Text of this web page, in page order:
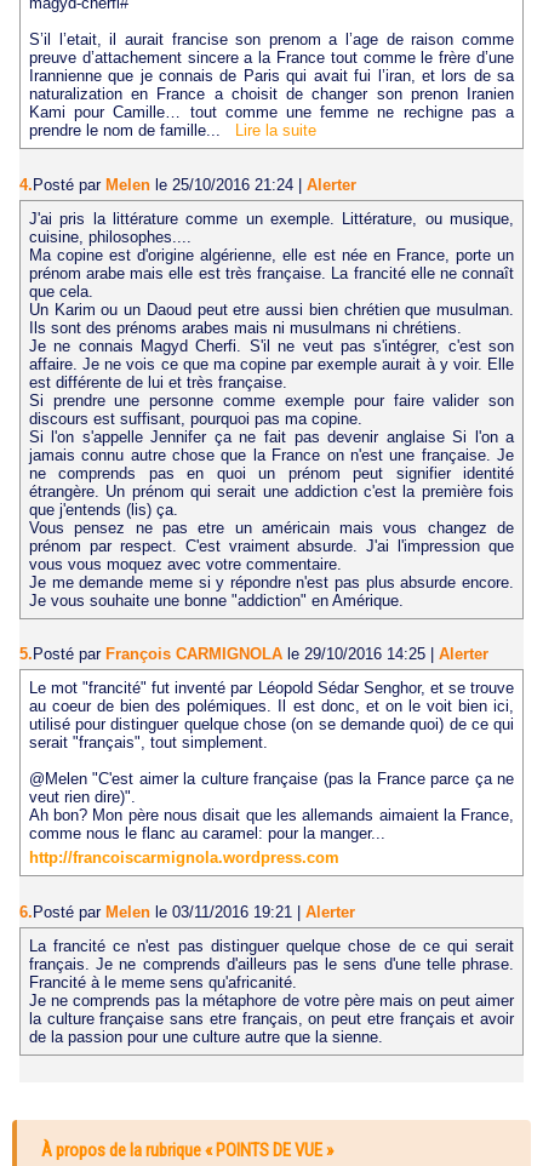
S’il l’etait, il aurait francise son prenom a l’age de raison comme
preuve d’attachement sincere a la France tout comme le frère d’une
Irannienne que je connais de Paris qui avait fui l’iran, et lors de sa
naturalization en France a choisit de changer son prenon Iranien
Kami pour Camille… tout comme une femme ne rechigne pas a
prendre le nom de famille...
Lire la suite
4. Posté par Melen le 25/10/2016 21:24
Alerter
J'ai pris la littérature comme un exemple. Littérature, ou musique,
cuisine, philosophes....
Ma copine est d'origine algérienne, elle est née en France, porte un
prénom arabe mais elle est très française. La francité elle ne connaît
que cela.
Un Karim ou un Daoud peut etre aussi bien chrétien que musulman.
Ils sont des prénoms arabes mais ni musulmans ni chrétiens.
Je ne connais Magyd Cherfi. S'il ne veut pas s'intégrer, c'est son
affaire. Je ne vois ce que ma copine par exemple aurait à y voir. Elle
est différente de lui et très française.
Si prendre une personne comme exemple pour faire valider son
discours est suffisant, pourquoi pas ma copine.
Si l'on s'appelle Jennifer ça ne fait pas devenir anglaise Si l'on a
jamais connu autre chose que la France on n'est une française. Je
ne comprends pas en quoi un prénom peut signifier identité
étrangère. Un prénom qui serait une addiction c'est la première fois
que j'entends (lis) ça.
Vous pensez ne pas etre un américain mais vous changez de
prénom par respect. C'est vraiment absurde. J'ai l'impression que
vous vous moquez avec votre commentaire.
Je me demande meme si y répondre n'est pas plus absurde encore.
Je vous souhaite une bonne "addiction" en Amérique.
5. Posté par François CARMIGNOLA le 29/10/2016 14:25
Alerter
Le mot "francité" fut inventé par Léopold Sédar Senghor, et se trouve
au coeur de bien des polémiques. Il est donc, et on le voit bien ici,
utilisé pour distinguer quelque chose (on se demande quoi) de ce qui
serait "français", tout simplement.
@Melen "C'est aimer la culture française (pas la France parce ça ne
veut rien dire)".
Ah bon? Mon père nous disait que les allemands aimaient la France,
comme nous le flanc au caramel: pour la manger...
http://francoiscarmignola.wordpress.com
6. Posté par Melen le 03/11/2016 19:21
Alerter
La francité ce n'est pas distinguer quelque chose de ce qui serait
français. Je ne comprends d'ailleurs pas le sens d'une telle phrase.
Francité à le meme sens qu'africanité.
Je ne comprends pas la métaphore de votre père mais on peut aimer
la culture française sans etre français, on peut etre français et avoir
de la passion pour une culture autre que la sienne.
À propos de la rubrique « POINTS DE VUE »